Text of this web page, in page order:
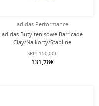
adidas Performance
adidas Buty tenisowe Barricade
Clay/Na korty/Stabilne
niebieskie/czerwone Męskie
SRP: 150,00€
131,78€